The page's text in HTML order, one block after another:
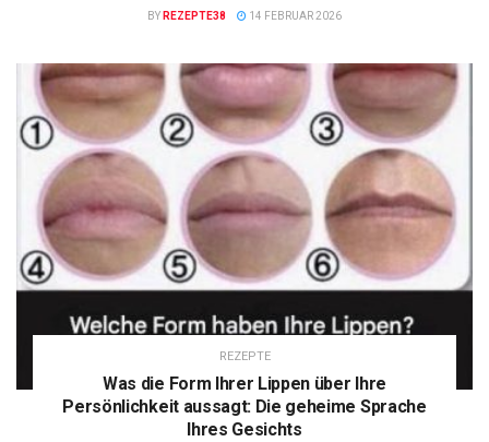
BY REZEPTE38 14 FEBRUAR 2026
REZEPTE
Was die Form Ihrer Lippen über Ihre
Persönlichkeit aussagt: Die geheime Sprache
Ihres Gesichts